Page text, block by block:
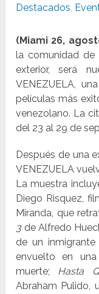
Destacados,
(Miami 26,
la comunidad de
exterior, será
VENEZUELA,
películas más
venezolano. La
del 23 al 29 de
Después de una
VENEZUELA
La muestra
Diego Risquez,
Miranda, que
3de Alfredo
de un
envuelto en
muerte; Hasta
Abraham Pulido,